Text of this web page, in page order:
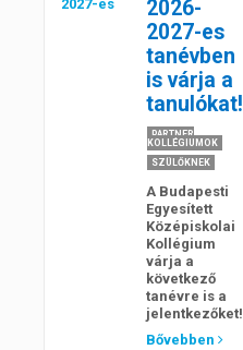
2026-
2027-es
tanévben
is várja a
tanulókat!
PARTNER
KOLLÉGIUMOK
SZÜLŐKNEK
A Budapesti
Egyesített
Középiskolai
Kollégium
várja a
következő
tanévre is a
jelentkezőket!
Bővebben